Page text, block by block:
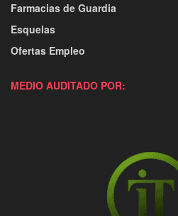
Farmacias de Guardia
Esquelas
Ofertas Empleo
MEDIO AUDITADO POR: